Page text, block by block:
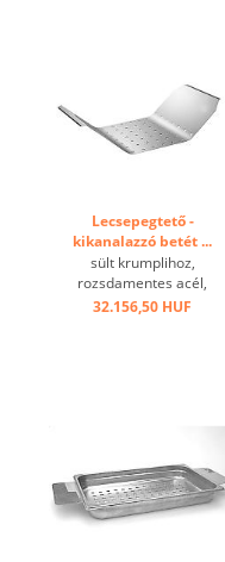
Lecsepegtető -
kikanalazzó betét ...
sült krumplihoz,
rozsdamentes acél,
perforált alsó ráccsal, előre
32.156,50 HUF